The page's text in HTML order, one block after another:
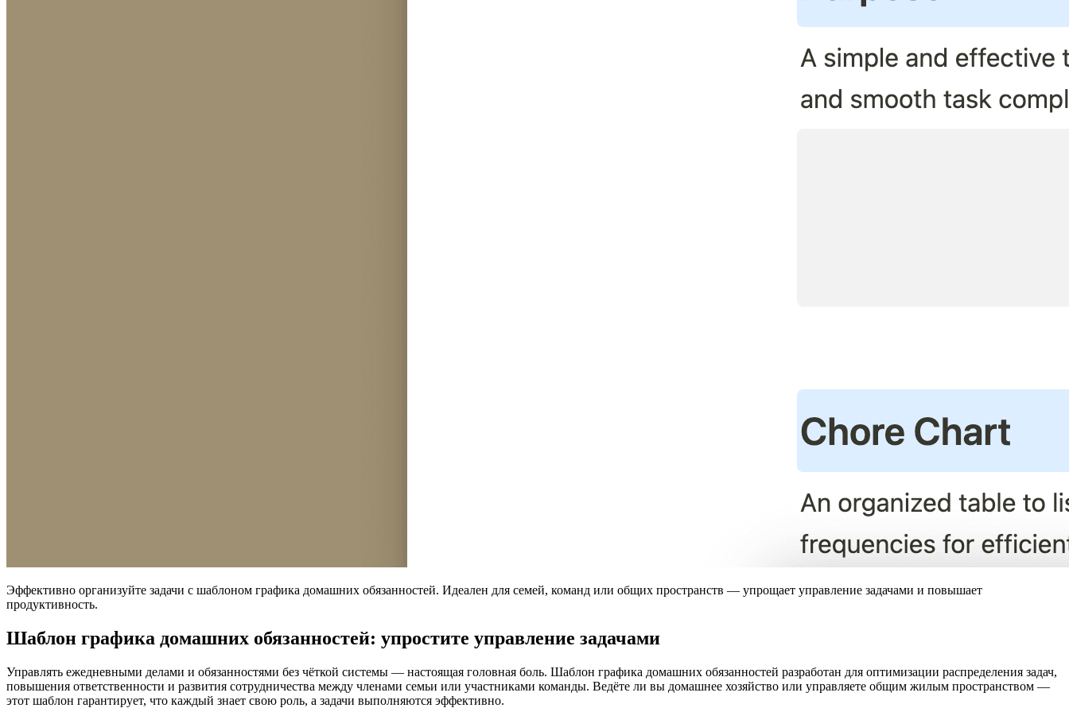
Эффективно организуйте задачи с шаблоном графика домашних обязанностей. Идеален для семей, команд или общих пространств — упрощает управление задачами и повышает
продуктивность.
Шаблон графика домашних обязанностей: упростите управление задачами
Управлять ежедневными делами и обязанностями без чёткой системы — настоящая головная боль. Шаблон графика домашних обязанностей разработан для оптимизации распределения задач,
повышения ответственности и развития сотрудничества между членами семьи или участниками команды. Ведёте ли вы домашнее хозяйство или управляете общим жилым пространством —
этот шаблон гарантирует, что каждый знает свою роль, а задачи выполняются эффективно.